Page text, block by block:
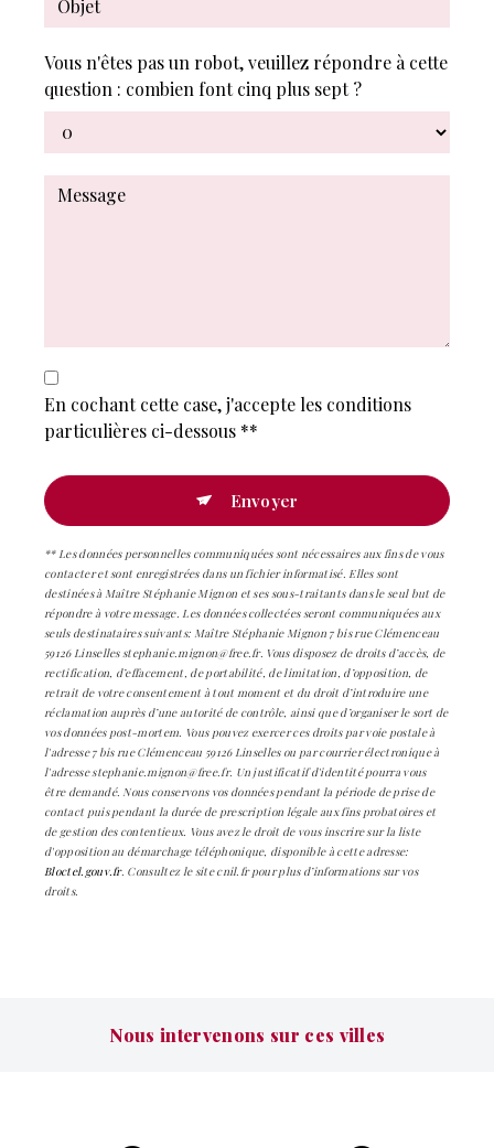
Vous n'êtes pas un robot, veuillez répondre à cette
question : combien font cinq plus sept ?
En cochant cette case, j'accepte les conditions
particulières ci-dessous **
Envoyer
** Les données personnelles communiquées sont nécessaires aux fins de vous
contacter et sont enregistrées dans un fichier informatisé. Elles sont
destinées à Maître Stéphanie Mignon et ses sous-traitants dans le seul but de
répondre à votre message. Les données collectées seront communiquées aux
seuls destinataires suivants: Maître Stéphanie Mignon 7 bis rue Clémenceau
59126 Linselles stephanie.mignon@free.fr. Vous disposez de droits d’accès, de
rectification, d’effacement, de portabilité, de limitation, d’opposition, de
retrait de votre consentement à tout moment et du droit d’introduire une
réclamation auprès d’une autorité de contrôle, ainsi que d’organiser le sort de
vos données post-mortem. Vous pouvez exercer ces droits par voie postale à
l'adresse 7 bis rue Clémenceau 59126 Linselles ou par courrier électronique à
l'adresse stephanie.mignon@free.fr. Un justificatif d'identité pourra vous
être demandé. Nous conservons vos données pendant la période de prise de
contact puis pendant la durée de prescription légale aux fins probatoires et
de gestion des contentieux. Vous avez le droit de vous inscrire sur la liste
d'opposition au démarchage téléphonique, disponible à cette adresse:
Bloctel.gouv.fr. Consultez le site cnil.fr pour plus d’informations sur vos
droits.
Nous intervenons sur ces villes